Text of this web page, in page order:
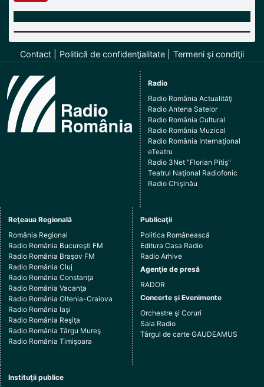
Contact Politică de confidenţialitate Termeni şi condiţii
Radio
Radio România Actualităţi
Radio Antena Satelor
Radio România Cultural
Radio România Muzical
Radio România Internaţional
eTeatru
Radio 3Net "Florian Pitiş"
Teatrul Naţional Radiofonic
Radio Chişinău
Reţeaua Regională
România Regional
Radio România Bucureşti FM
Radio România Braşov FM
Radio România Cluj
Radio România Constanţa
Radio România Vacanţa
Radio România Oltenia-Craiova
Radio România Iaşi
Radio România Reşiţa
Radio România Târgu Mureş
Radio România Timişoara
Publicaţii
Politica Românească
Editura Casa Radio
Radio Arhive
Agenţie de presă
RADOR
Concerte şi Evenimente
Orchestre şi Coruri
Sala Radio
Târgul de carte GAUDEAMUS
Instituţii publice